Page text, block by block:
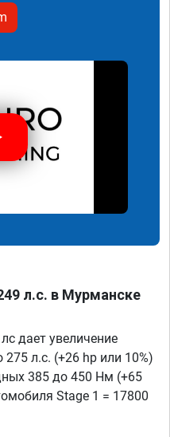
л.с. в Мурманске
дает увеличение
л.с. (+26 hp или 10%)
385 до 450 Нм (+65
Stage 1 = 17800